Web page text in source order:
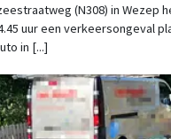
(N308) in Wezep
uur een verkeersongeval
in [...]